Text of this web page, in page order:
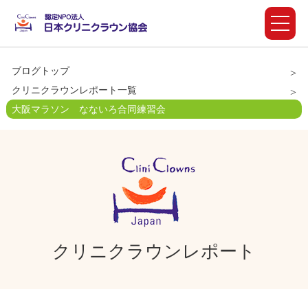
ブログトップ
クリニクラウンレポート一覧
大阪マラソン なないろ合同練習会
クリニクラウンレポート